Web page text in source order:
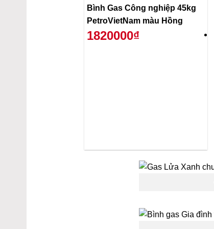
Bình Gas Công nghiệp 45kg
PetroVietNam màu Hồng
1820000₫